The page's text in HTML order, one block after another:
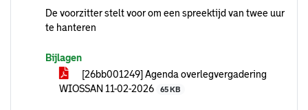
De voorzitter stelt voor om een spreektijd van twee uur
te hanteren
Bijlagen
[26bb001249] Agenda overlegvergadering
WIOSSAN 11-02-2026
65 KB